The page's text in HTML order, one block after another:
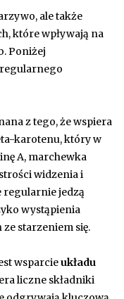
ale także
które wpływają na
Poniżej
z tego, że wspiera
karotenu, który w
A, marchewka
widzenia i
regularnie jedzą
wystąpienia
starzeniem się.
wsparcieukładu
liczne składniki